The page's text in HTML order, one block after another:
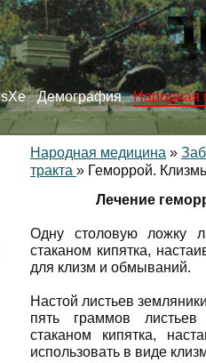
sXe Демография
Народная
Народная медицина »
тракта » Геморрой.
Лечение
Одну столовую ложку
стаканом кипятка,
для клизм и обмываний.
Настой листьев
пять граммов
стаканом кипятка,
использовать в виде